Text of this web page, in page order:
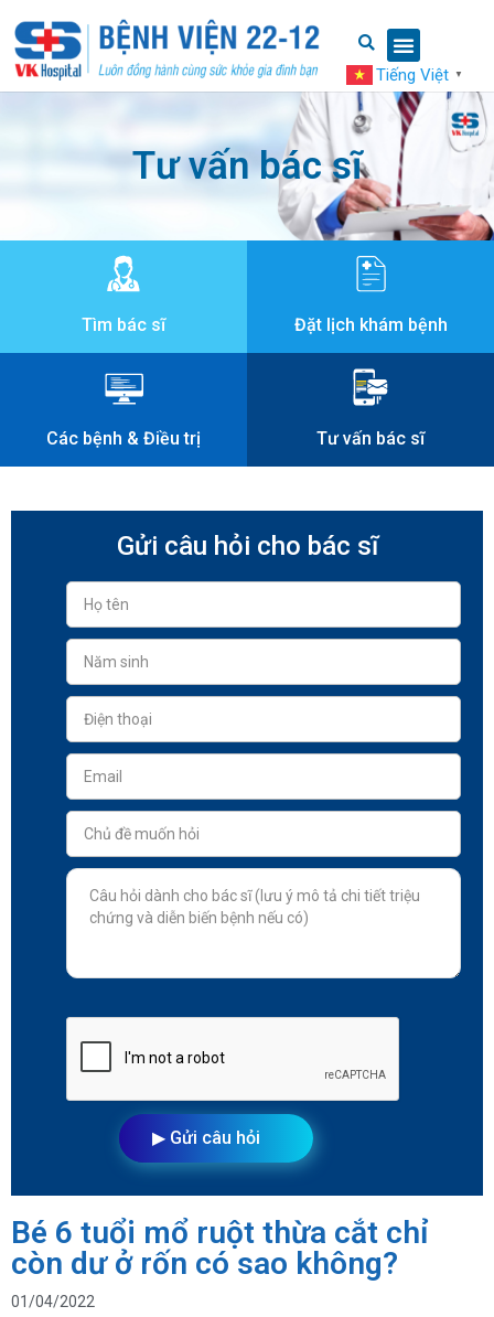
Tiếng Việt ▼
Tư vấn bác sĩ
Tìm bác sĩ Đặt lịch khám bệnh
Các bệnh & Điều trị Tư vấn bác sĩ
Gửi câu hỏi cho bác sĩ
Bé 6 tuổi mổ ruột thừa cắt chỉ
còn dư ở rốn có sao không?
01/04/2022